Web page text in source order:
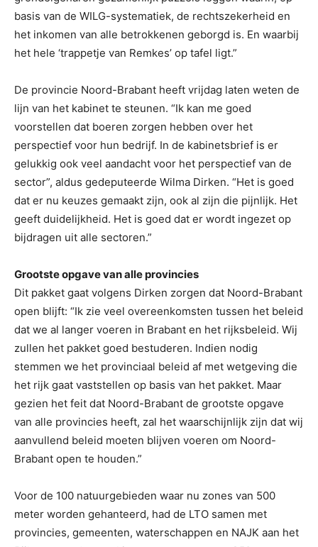
basis van de WILG-systematiek, de rechtszekerheid en
het inkomen van alle betrokkenen geborgd is. En waarbij
het hele ‘trappetje van Remkes’ op tafel ligt.”
De provincie Noord-Brabant heeft vrijdag laten weten de
lijn van het kabinet te steunen. “Ik kan me goed
voorstellen dat boeren zorgen hebben over het
perspectief voor hun bedrijf. In de kabinetsbrief is er
gelukkig ook veel aandacht voor het perspectief van de
sector”, aldus gedeputeerde Wilma Dirken. “Het is goed
dat er nu keuzes gemaakt zijn, ook al zijn die pijnlijk. Het
geeft duidelijkheid. Het is goed dat er wordt ingezet op
bijdragen uit alle sectoren.”
Grootste opgave van alle provincies
Dit pakket gaat volgens Dirken zorgen dat Noord-Brabant
open blijft: “Ik zie veel overeenkomsten tussen het beleid
dat we al langer voeren in Brabant en het rijksbeleid. Wij
zullen het pakket goed bestuderen. Indien nodig
stemmen we het provinciaal beleid af met wetgeving die
het rijk gaat vaststellen op basis van het pakket. Maar
gezien het feit dat Noord-Brabant de grootste opgave
van alle provincies heeft, zal het waarschijnlijk zijn dat wij
aanvullend beleid moeten blijven voeren om Noord-
Brabant open te houden.”
Voor de 100 natuurgebieden waar nu zones van 500
meter worden gehanteerd, had de LTO samen met
provincies, gemeenten, waterschappen en NAJK aan het